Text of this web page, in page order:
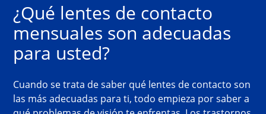
¿Qué lentes de contacto
mensuales son adecuadas
para usted?
Cuando se trata de saber qué lentes de contacto son
las más adecuadas para ti, todo empieza por saber a